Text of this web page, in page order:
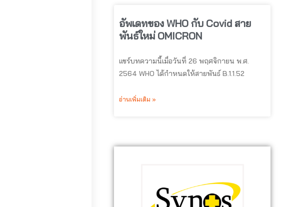
อัพเดทของ WHO กับ Covid สาย
พันธ์ใหม่ OMICRON
แชร์บทความนี้เมื่อวันที่ 26 พฤศจิกายน พ.ศ.
2564 WHO ได้กำหนดให้สายพันธ์ B.1.1.52
อ่านเพิ่มเติม »